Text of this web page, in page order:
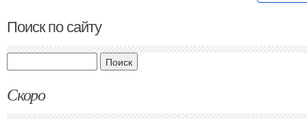
Поиск по сайту
Скоро